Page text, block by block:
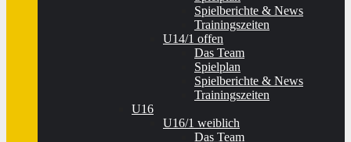
Spielberichte & News
Trainingszeiten
U14/1 offen
Das Team
Spielplan
Spielberichte & News
Trainingszeiten
U16
U16/1 weiblich
Das Team